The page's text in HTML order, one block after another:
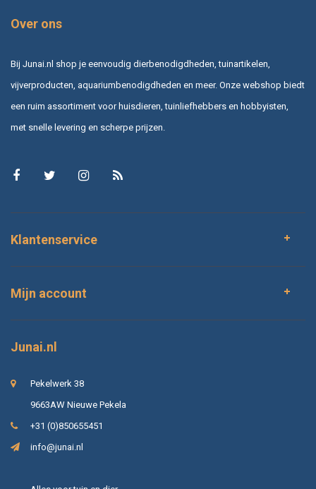
Over ons
Bij Junai.nl shop je eenvoudig dierbenodigdheden, tuinartikelen,
vijverproducten, aquariumbenodigdheden en meer. Onze webshop biedt
een ruim assortiment voor huisdieren, tuinliefhebbers en hobbyisten,
met snelle levering en scherpe prijzen.
Klantenservice
Mijn account
Junai.nl
Pekelwerk 38
9663AW Nieuwe Pekela
+31 (0)850655451
info@junai.nl